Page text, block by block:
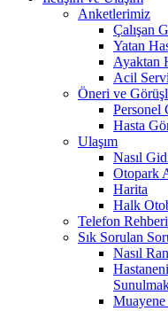
Anketlerimiz
Çalışan
Yatan
Ayaktan
Acil
Öneri ve
Personel
Hasta
Ulaşım
Nasıl
Otopark
Harita
Halk
Telefon Rehberi
Sık Sorulan
Nasıl